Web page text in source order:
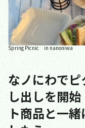
Spring Picnic in nanoniwa
なノにわで
し出しを開
ト商品と一